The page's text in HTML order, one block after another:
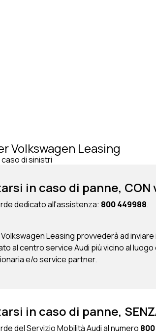
Volkswagen Leasing
di sinistri
in caso di panne,
dedicato all'assistenza: 800 449988.
Leasing provvederà ad
al centro service Audi più vicino al
e/o service partner.
in caso di panne,
del Servizio Mobilità Audi al numero